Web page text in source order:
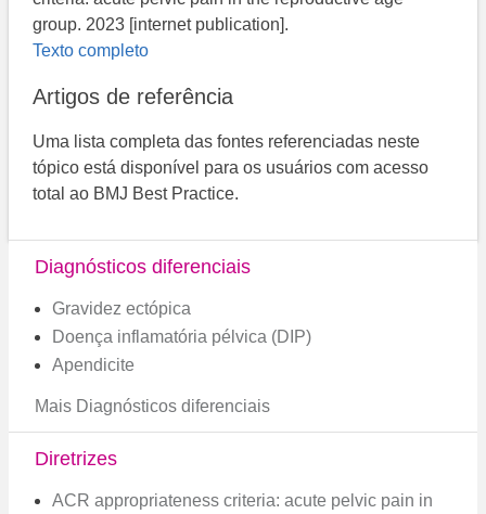
group. 2023 [internet publication].
Texto completo
Artigos de referência
Uma lista completa das fontes referenciadas neste
tópico está disponível para os usuários com acesso
total ao BMJ Best Practice.
Diagnósticos diferenciais
Gravidez ectópica
Doença inflamatória pélvica (DIP)
Apendicite
Mais Diagnósticos diferenciais
Diretrizes
ACR appropriateness criteria: acute pelvic pain in